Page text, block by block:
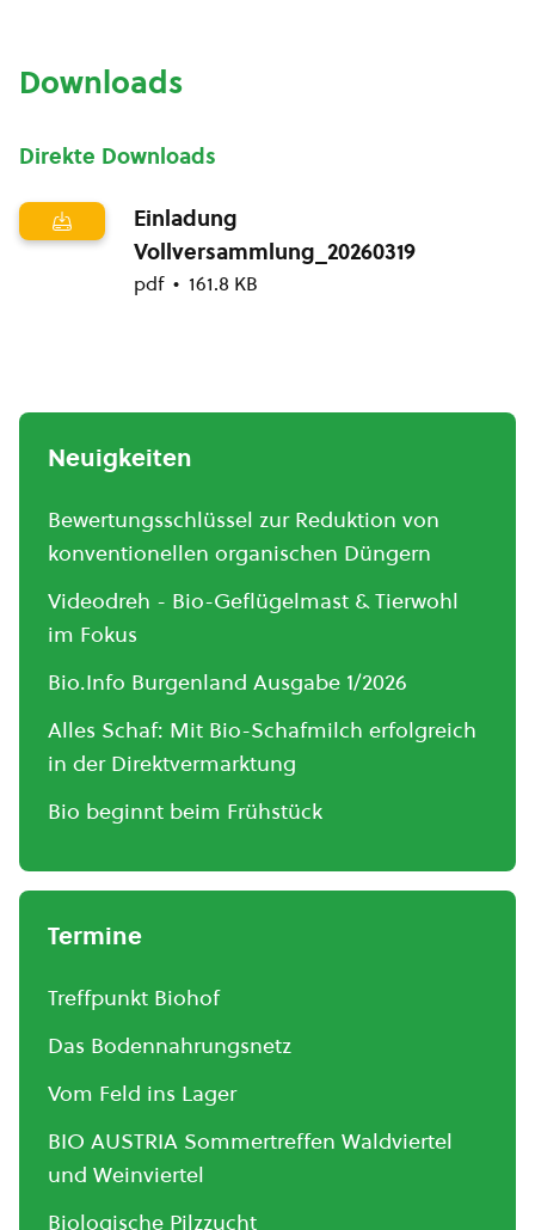
Downloads
Direkte Downloads
Einladung
Vollversammlung_20260319
pdf 161.8 KB
Neuigkeiten
Bewertungsschlüssel zur Reduktion von
konventionellen organischen Düngern
Videodreh - Bio-Geflügelmast & Tierwohl
im Fokus
Bio.Info Burgenland Ausgabe 1/2026
Alles Schaf: Mit Bio-Schafmilch erfolgreich
in der Direktvermarktung
Bio beginnt beim Frühstück
Termine
Treffpunkt Biohof
Das Bodennahrungsnetz
Vom Feld ins Lager
BIO AUSTRIA Sommertreffen Waldviertel
und Weinviertel
Biologische Pilzzucht